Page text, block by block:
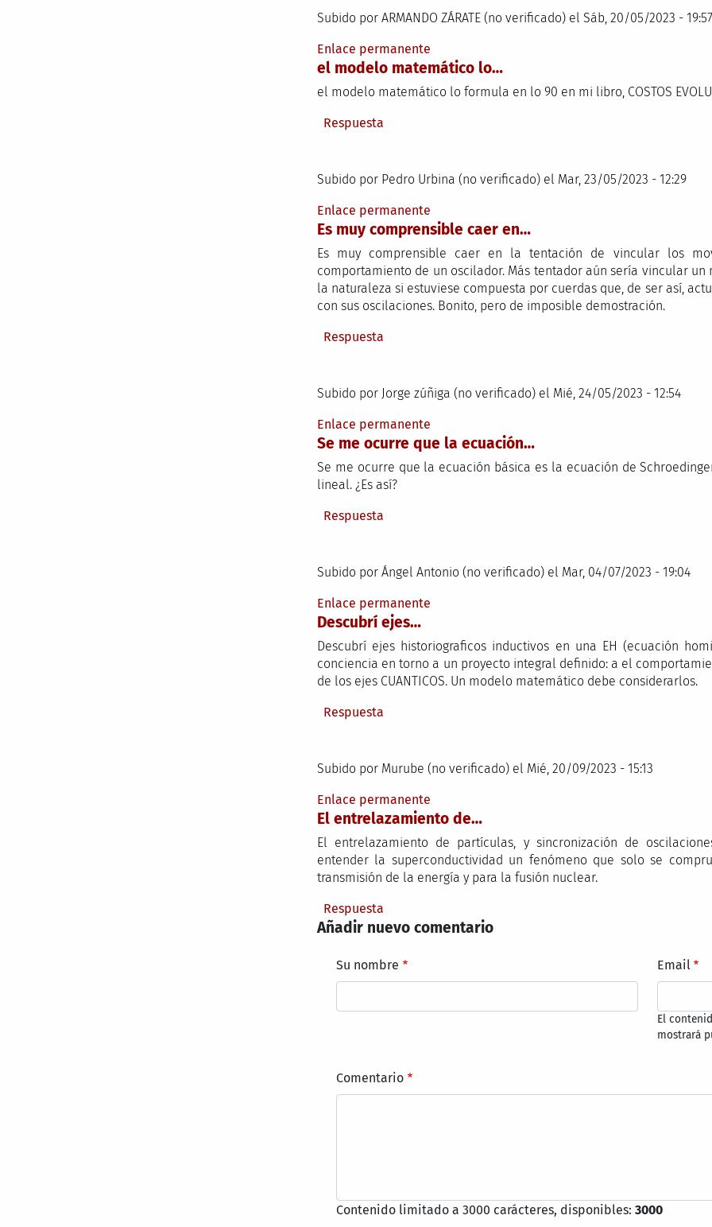
Subido por ARMANDO ZÁRATE (no verificado) el Sáb, 20/05/2023 - 19:57
Enlace permanente
el modelo matemático lo…
el modelo matemático lo formula en lo 90 en mi libro, COSTOS
Respuesta
Subido por Pedro Urbina (no verificado) el Mar, 23/05/2023 - 12:29
Enlace permanente
Es muy comprensible caer en…
Es muy comprensible caer en la tentación de vincular los
comportamiento de un oscilador. Más tentador aún sería vincular
la naturaleza si estuviese compuesta por cuerdas que, de ser así,
con sus oscilaciones. Bonito, pero de imposible demostración.
Respuesta
Subido por Jorge zúñiga (no verificado) el Mié, 24/05/2023 - 12:54
Enlace permanente
Se me ocurre que la ecuación…
Se me ocurre que la ecuación básica es la ecuación de
lineal. ¿Es así?
Respuesta
Subido por Ángel Antonio (no verificado) el Mar, 04/07/2023 - 19:04
Enlace permanente
Descubrí ejes…
Descubrí ejes historiograficos inductivos en una EH (ecuación
conciencia en torno a un proyecto integral definido: a el
de los ejes CUANTICOS. Un modelo matemático debe considerarlos.
Respuesta
Subido por Murube (no verificado) el Mié, 20/09/2023 - 15:13
Enlace permanente
El entrelazamiento de…
El entrelazamiento de partículas, y sincronización de
entender la superconductividad un fenómeno que solo se
transmisión de la energía y para la fusión nuclear.
Respuesta
Añadir nuevo comentario
Su nombre Email
El
mostrará
Comentario
Contenido limitado a 3000 carácteres, disponibles: 3000